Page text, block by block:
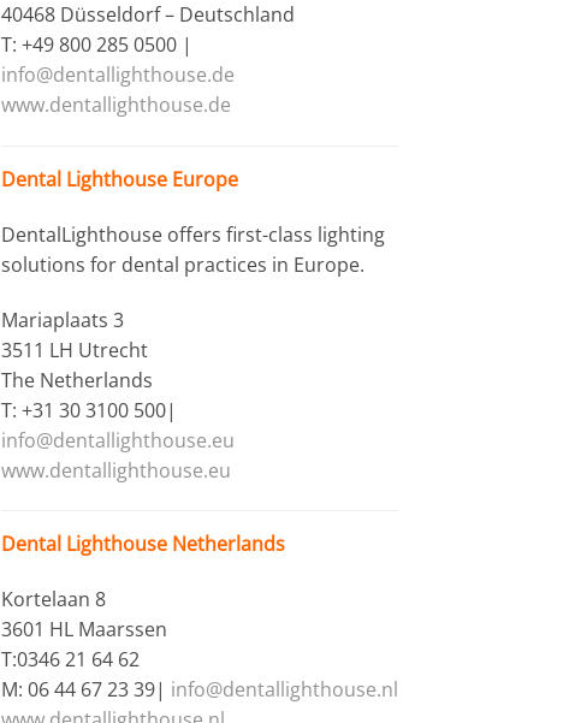
40468 Düsseldorf – Deutschland
T: +49 800 285 0500 |
info@dentallighthouse.de
www.dentallighthouse.de
Dental Lighthouse Europe
DentalLighthouse offers first-class lighting
solutions for dental practices in Europe.
Mariaplaats 3
3511 LH Utrecht
The Netherlands
T: +31 30 3100 500|
info@dentallighthouse.eu
www.dentallighthouse.eu
Dental Lighthouse Netherlands
Kortelaan 8
3601 HL Maarssen
T:0346 21 64 62
M: 06 44 67 23 39| info@dentallighthouse.nl